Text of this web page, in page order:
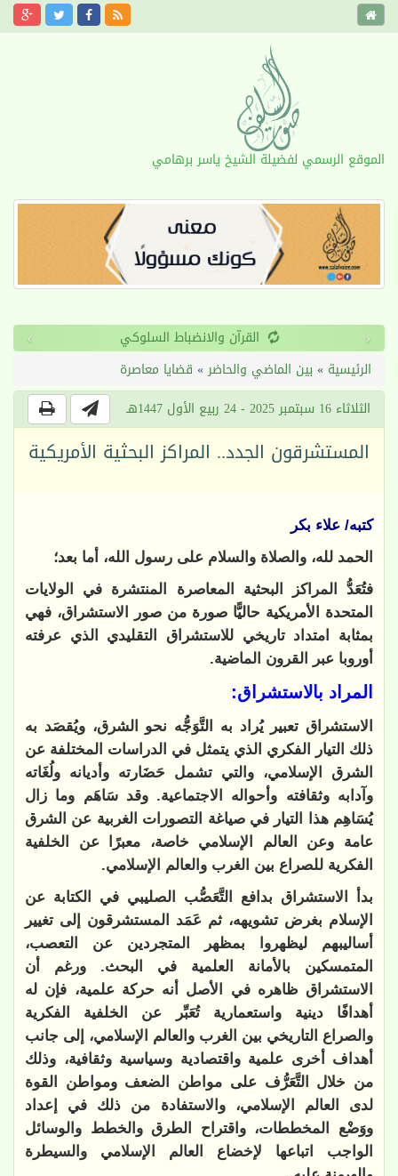
الموقع الرسمي لفضيلة الشيخ ياسر برهامي
طول الأمد ‹
›
الرئيسية » بين الماضي والحاضر» قضايا معاصرة
الثلاثاء 16 سبتمبر 2025 - 24 ربيع الأول 1447هـ
المستشرقون الجدد.. المراكز البحثية الأمريكية
كتبه/ علاء بكر
الحمد لله، والصلاة والسلام على رسول الله، أما بعد؛
فتُعَدُّ المراكز البحثية المعاصرة المنتشرة في الولايات
المتحدة الأمريكية حاليًّا صورة من صور الاستشراق، فهي
بمثابة امتداد تاريخي للاستشراق التقليدي الذي عرفته
أوروبا عبر القرون الماضية.
المراد بالاستشراق:
الاستشراق تعبير يُراد به التَّوَجُّه نحو الشرق، ويُقصَد به
ذلك التيار الفكري الذي يتمثل في الدراسات المختلفة عن
الشرق الإسلامي، والتي تشمل حَضَارته وأديانه ولُغَاته
وآدابه وثقافته وأحواله الاجتماعية. وقد سَاهَم وما زال
يُسَاهِم هذا التيار في صياغة التصورات الغربية عن الشرق
عامة وعن العالم الإسلامي خاصة، معبرًا عن الخلفية
الفكرية للصراع بين الغرب والعالم الإسلامي.
بدأ الاستشراق بدافع التَّعَصُّب الصليبي في الكتابة عن
الإسلام بغرض تشويهه، ثم عَمَد المستشرقون إلى تغيير
أساليبهم ليظهروا بمظهر المتجردين عن التعصب،
المتمسكين بالأمانة العلمية في البحث. ورغم أن
الاستشراق ظاهره في الأصل أنه حركة علمية، فإن له
أهدافًا دينية واستعمارية تُعَبِّر عن الخلفية الفكرية
والصراع التاريخي بين الغرب والعالم الإسلامي، إلى جانب
أهداف أخرى علمية واقتصادية وسياسية وثقافية، وذلك
من خلال التَّعَرُّف على مواطن الضعف ومواطن القوة
لدى العالم الإسلامي، والاستفادة من ذلك في إعداد
ووَضْع المخططات، واقتراح الطرق والخطط والوسائل
الواجب اتباعها لإخضاع العالم الإسلامي والسيطرة